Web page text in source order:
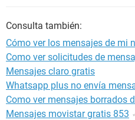
Consulta también:
Cómo ver los mensajes de mi
Como ver solicitudes de
Mensajes claro gratis
Whatsapp plus no envía
Como ver mensajes borrados
Mensajes movistar gratis 853